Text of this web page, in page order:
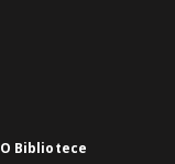
O Bibliotece